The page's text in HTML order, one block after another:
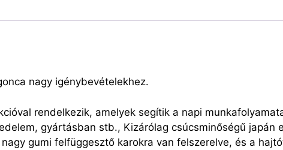
nagy igénybevételekhez.
rendelkezik, amelyek segítik a napi
gyártásban stb., Kizárólag csúcsminőségű japán
gumi felfüggesztő karokra van felszerelve, és a